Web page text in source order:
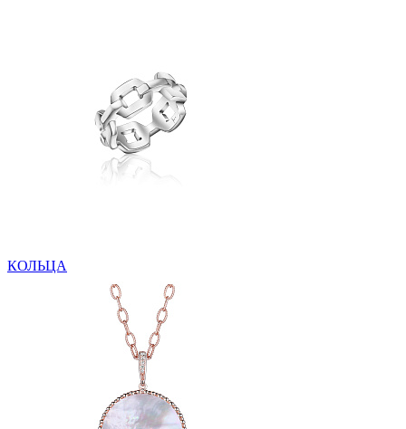
КОЛЬЦА